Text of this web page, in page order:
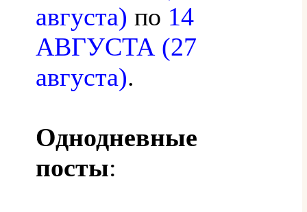
августа) по 14
АВГУСТА (27
августа).
Однодневные
посты: